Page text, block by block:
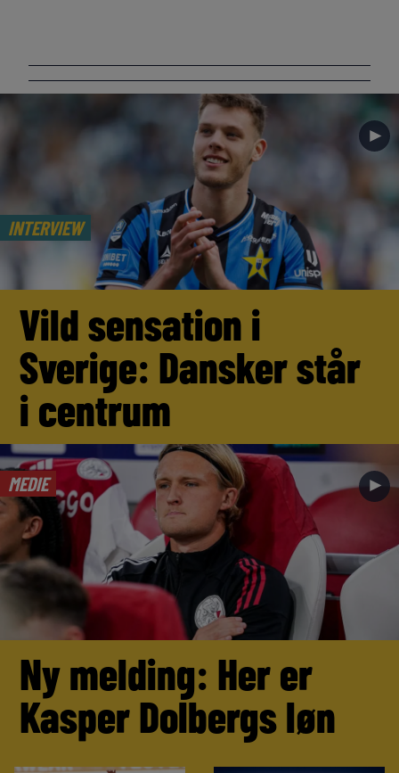
INTERVIEW
►
Vild sensation i
Sverige: Dansker står
i centrum
MEDIE ►
Ny melding: Her er
Kasper Dolbergs løn